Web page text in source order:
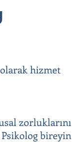
hizmet
zorluklarını
bireyin